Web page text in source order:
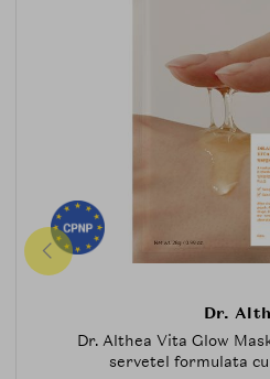
Dr.
Dr. Althea Vita Glow
servetel formulata